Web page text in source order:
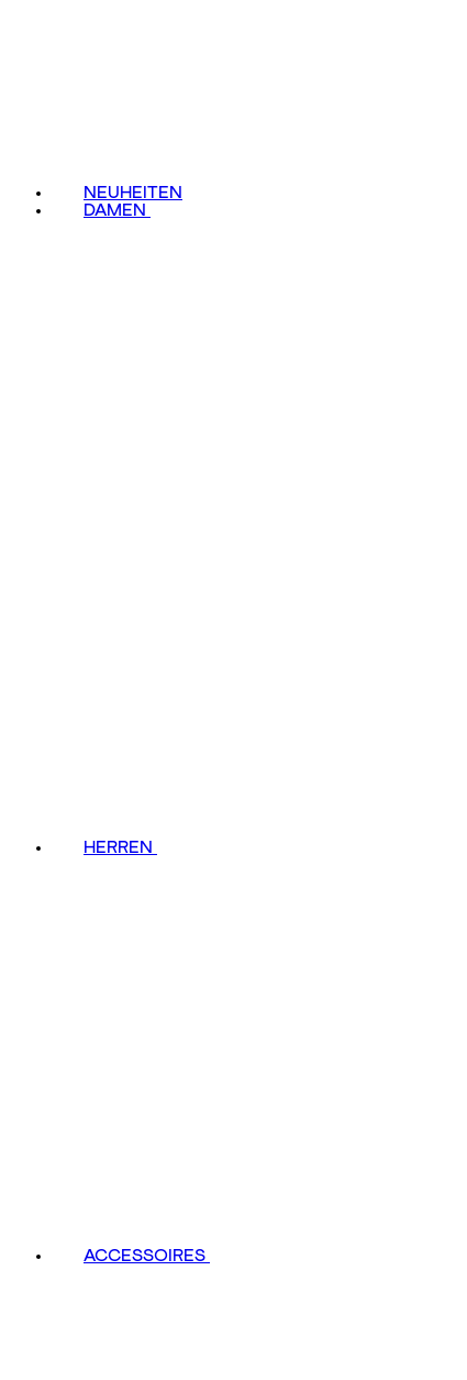
NEUHEITEN
DAMEN
HERREN
ACCESSOIRES